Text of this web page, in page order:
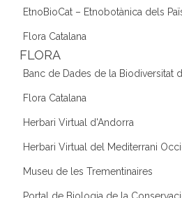
EtnoBioCat – Etnobotànica dels
Flora Catalana
FLORA
Banc de Dades de la Biodiversitat
Flora Catalana
Herbari Virtual d'Andorra
Herbari Virtual del Mediterrani
Museu de les Trementinaires